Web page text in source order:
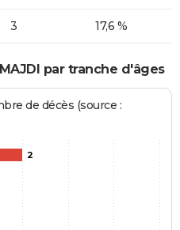
3 17,6 %
par tranche d'âges
de décès (source :
2